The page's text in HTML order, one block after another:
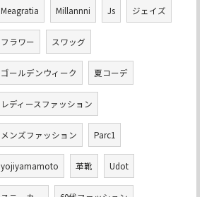
Meagratia Millannni Js ジェイズ
フラワー スワッグ
ゴールデンウィーク 夏コーデ
レディースファッション
メンズファッション Parc1
yojiyamamoto 革靴 Udot